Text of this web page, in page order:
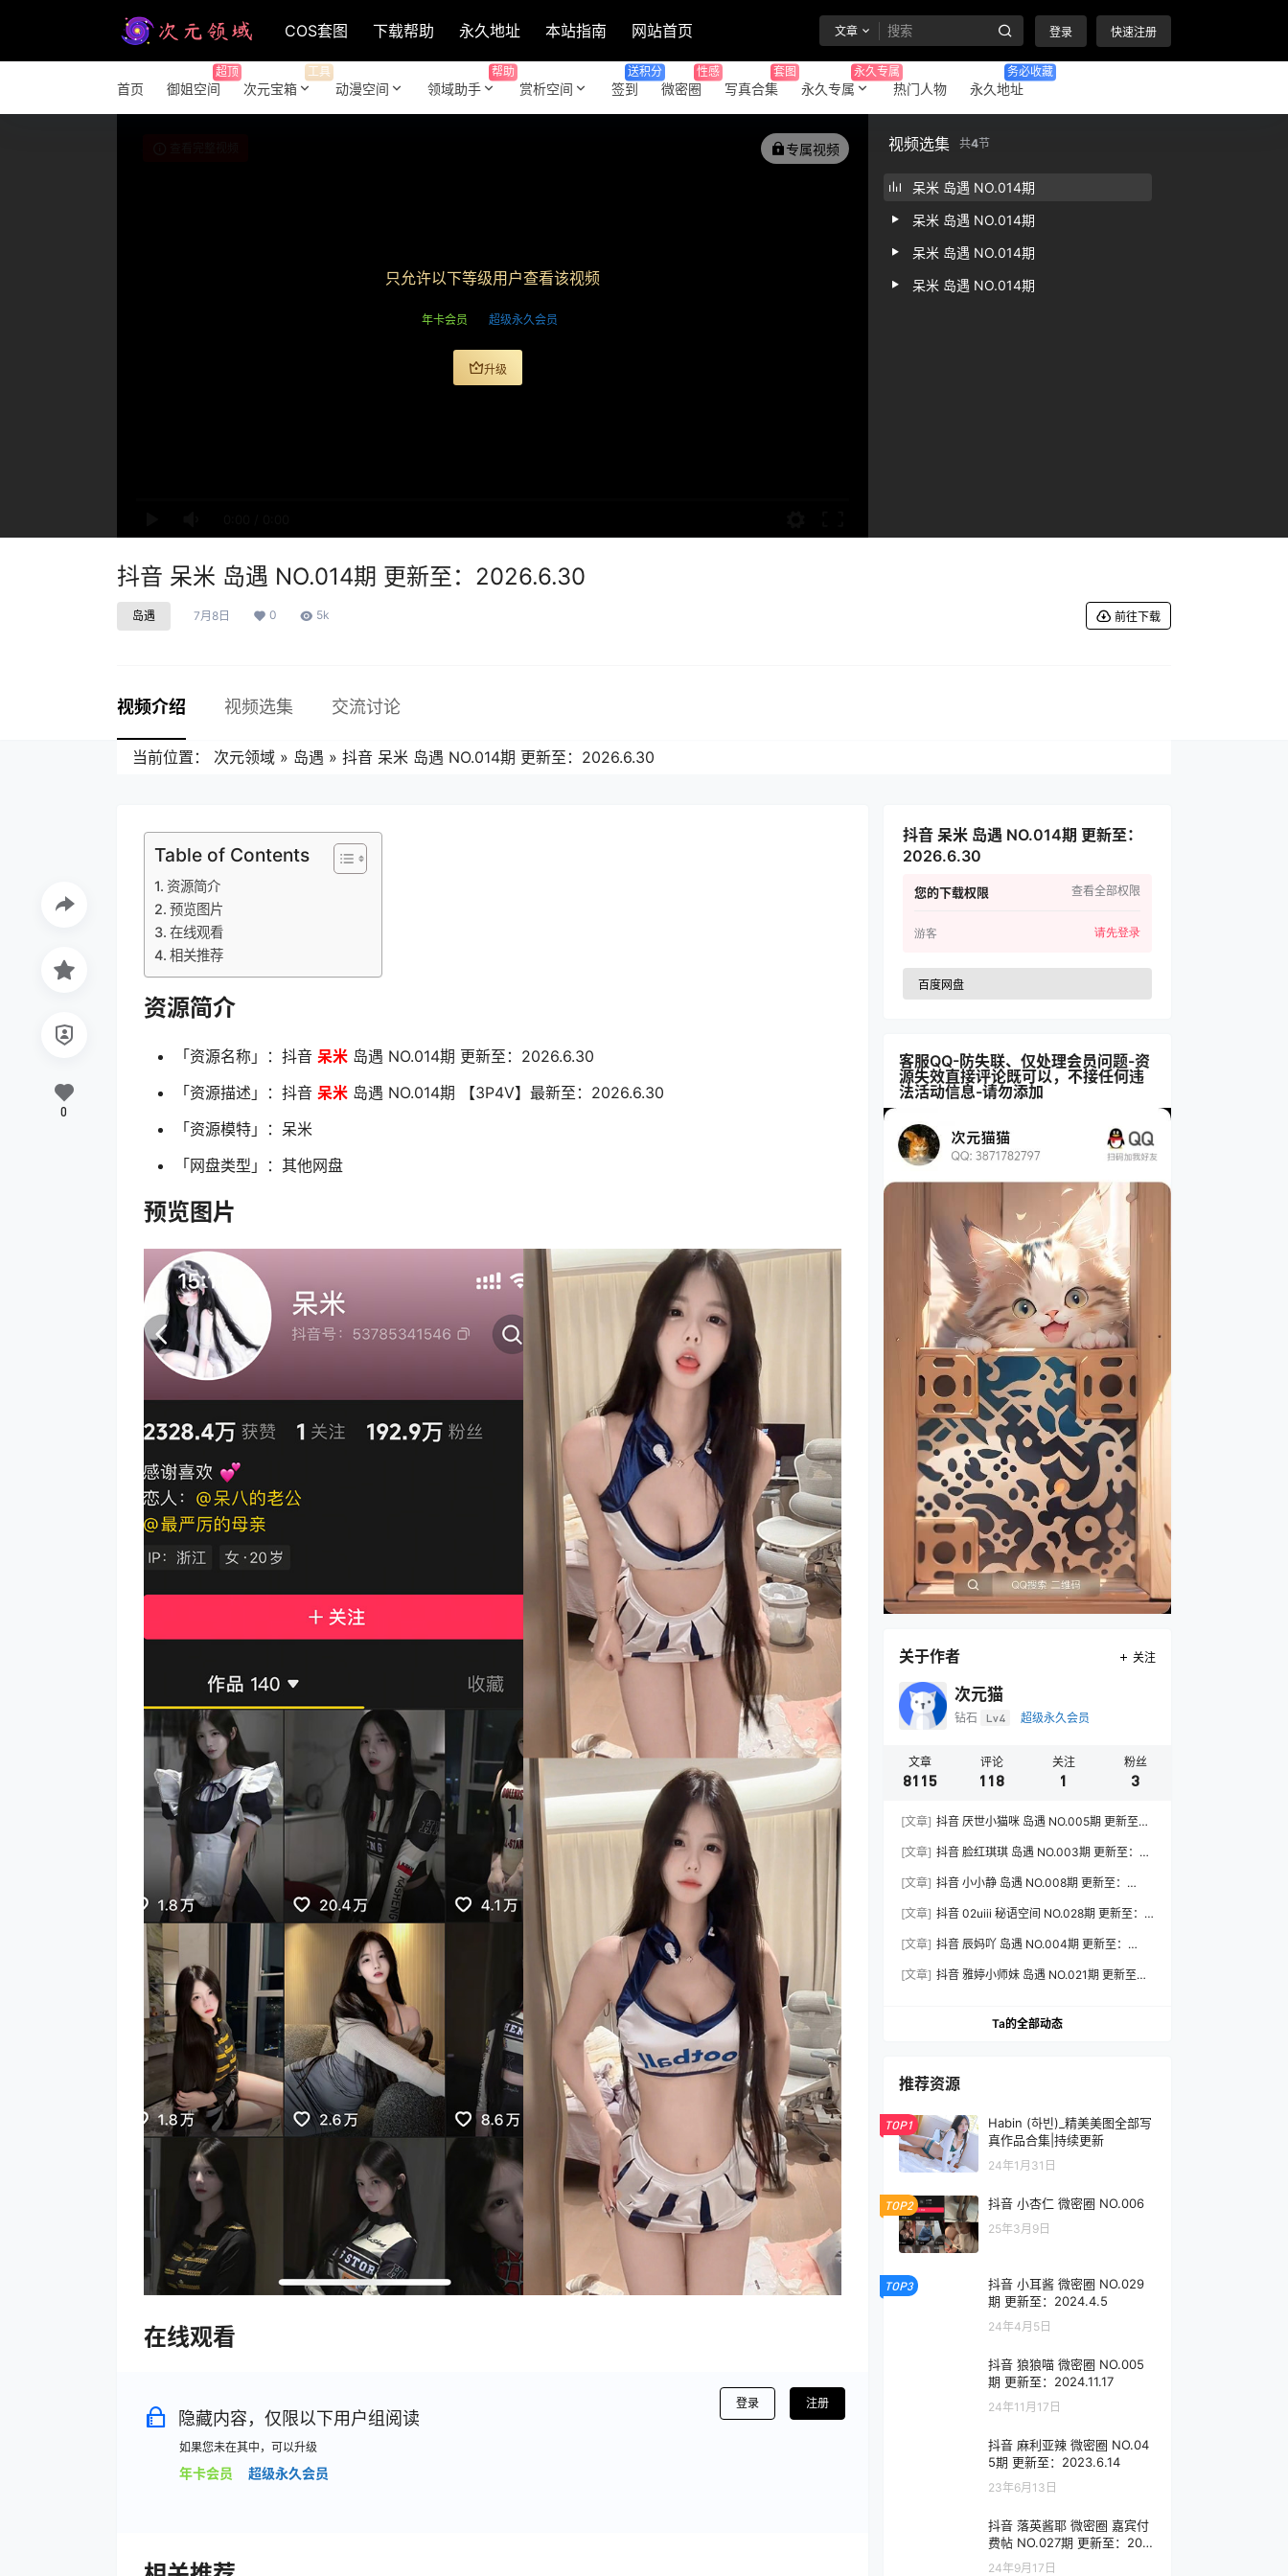
COS套图 下载帮助 永久地址 本站指南 网站首页 文章 登录 快速注册
首页 御姐空间
超顶
次元宝箱
工具
动漫空间 领域助手
帮助
赏析空间 签到
送积分
微密圈
性感
写真合集
套图
永久专属
永久专属
热门人物 永久地址
务必收藏
专属视频
只允许以下等级用户查看该视频
年卡会员 超级永久会员
升级
视频选集 共4节
呆米 岛遇 NO.014期
呆米 岛遇 NO.014期
呆米 岛遇 NO.014期
呆米 岛遇 NO.014期
抖音 呆米 岛遇 NO.014期 更新至：2026.6.30
岛遇 7月8日 0 5k 前往下载
视频介绍 视频选集 交流讨论
当前位置： 次元领域 » 岛遇 » 抖音 呆米 岛遇 NO.014期 更新至：2026.6.30
Table of Contents
资源简介
预览图片
在线观看
相关推荐
资源简介
「资源名称」：抖音 呆米 岛遇 NO.014期 更新至：2026.6.30
「资源描述」：抖音 呆米 岛遇 NO.014期 【3P4V】最新至：2026.6.30
「资源模特」：呆米
「网盘类型」：其他网盘
预览图片
在线观看
隐藏内容，仅限以下用户组阅读
如果您未在其中，可以升级
年卡会员 超级永久会员
登录 注册
0
抖音 呆米 岛遇 NO.014期 更新至：
2026.6.30
您的下载权限 查看全部权限
游客 请先登录
百度网盘
客服QQ-防失联、仅处理会员问题-资
源失效直接评论既可以，不接任何违
法活动信息-请勿添加
关于作者 关注
次元猫
钻石 Lv4 超级永久会员
文章
8115
评论
118
关注
1
粉丝
3
[文章] 抖音 厌世小猫咪 岛遇 NO.005期 更新至：
[文章] 抖音 脸红琪琪 岛遇 NO.003期 更新至：
[文章] 抖音 小小静 岛遇 NO.008期 更新至：
[文章] 抖音 02uiii 秘语空间 NO.028期 更新至：
[文章] 抖音 辰妈吖 岛遇 NO.004期 更新至：
[文章] 抖音 雅婷小师妹 岛遇 NO.021期 更新至：
Ta的全部动态
推荐资源
TOP1
Habin (하빈)_精美美图全部写
真作品合集|持续更新
24年1月31日
TOP2 抖音 小杏仁 微密圈 NO.006
25年3月9日
TOP3
抖音 小耳酱 微密圈 NO.029
期 更新至：2024.4.5
24年4月5日
抖音 狼狼喵 微密圈 NO.005
期 更新至：2024.11.17
24年11月17日
抖音 麻利亚辣 微密圈 NO.04
5期 更新至：2023.6.14
23年6月13日
抖音 落英酱耶 微密圈 嘉宾付
费帖 NO.027期 更新至：202
4.7.11
24年9月17日